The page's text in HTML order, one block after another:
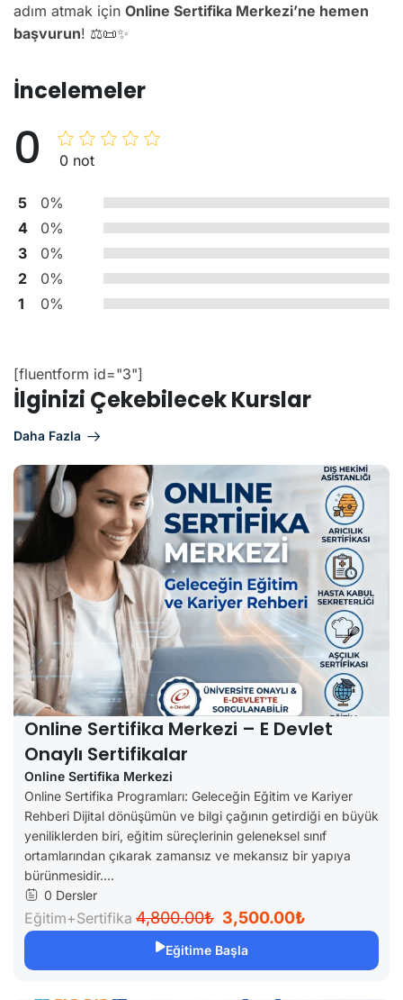
adım atmak için Online Sertifika Merkezi’ne hemen
başvurun! ⚖️📜✨
İncelemeler
0 0 not
5
0%
4
0%
3
0%
2
0%
1
0%
[fluentform id="3"]
İlginizi Çekebilecek Kurslar
Daha Fazla
Online Sertifika Merkezi – E Devlet
Onaylı Sertifikalar
Online Sertifika Merkezi
Online Sertifika Programları: Geleceğin Eğitim ve Kariyer
Rehberi Dijital dönüşümün ve bilgi çağının getirdiği en büyük
yeniliklerden biri, eğitim süreçlerinin geleneksel sınıf
ortamlarından çıkarak zamansız ve mekansız bir yapıya
bürünmesidir....
0 Dersler
Eğitim+Sertifika 4,800.00₺ 3,500.00₺
Eğitime Başla